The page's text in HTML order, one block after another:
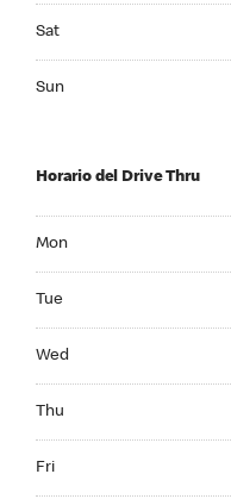
Sat
Sun
Horario del Drive Thru
Mon
Tue
Wed
Thu
Fri